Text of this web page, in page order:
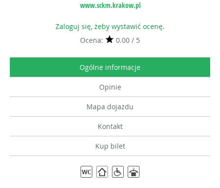
www.sckm.krakow.pl
Zaloguj się, żeby wystawić ocenę.
Ocena:
0.00 / 5
Ogólne informacje
Opinie
Mapa dojazdu
Kontakt
Kup bilet